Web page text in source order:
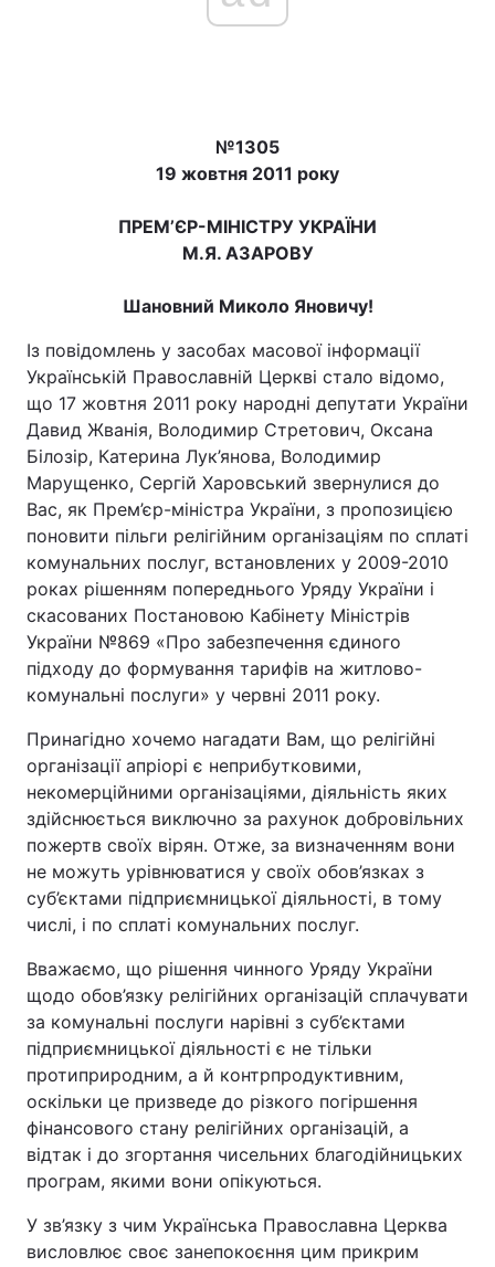
№1305
19 жовтня 2011 року
ПРЕМ’ЄР-МІНІСТРУ УКРАЇНИ
М.Я. АЗАРОВУ
Шановний Миколо Яновичу!
Із повідомлень у засобах масової інформації
Українській Православній Церкві стало відомо,
що 17 жовтня 2011 року народні депутати України
Давид Жванія, Володимир Стретович, Оксана
Білозір, Катерина Лук’янова, Володимир
Марущенко, Сергій Харовський звернулися до
Вас, як Прем’єр-міністра України, з пропозицією
поновити пільги релігійним організаціям по сплаті
комунальних послуг, встановлених у 2009-2010
роках рішенням попереднього Уряду України і
скасованих Постановою Кабінету Міністрів
України №869 «Про забезпечення єдиного
підходу до формування тарифів на житлово-
комунальні послуги» у червні 2011 року.
Принагідно хочемо нагадати Вам, що релігійні
організації апріорі є неприбутковими,
некомерційними організаціями, діяльність яких
здійснюється виключно за рахунок добровільних
пожертв своїх вірян. Отже, за визначенням вони
не можуть урівнюватися у своїх обов’язках з
суб’єктами підприємницької діяльності, в тому
числі, і по сплаті комунальних послуг.
Вважаємо, що рішення чинного Уряду України
щодо обов’язку релігійних організацій сплачувати
за комунальні послуги нарівні з суб’єктами
підприємницької діяльності є не тільки
протиприродним, а й контрпродуктивним,
оскільки це призведе до різкого погіршення
фінансового стану релігійних організацій, а
відтак і до згортання чисельних благодійницьких
програм, якими вони опікуються.
У зв’язку з чим Українська Православна Церква
висловлює своє занепокоєння цим прикрим